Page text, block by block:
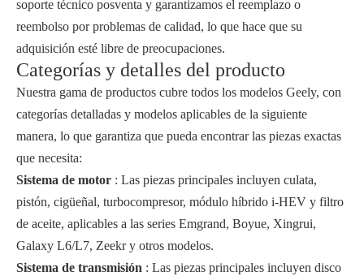
soporte técnico posventa y garantizamos el reemplazo o
reembolso por problemas de calidad, lo que hace que su
adquisición esté libre de preocupaciones.
Categorías y detalles del producto
Nuestra gama de productos cubre todos los modelos Geely, con
categorías detalladas y modelos aplicables de la siguiente
manera, lo que garantiza que pueda encontrar las piezas exactas
que necesita:
Sistema de motor : Las piezas principales incluyen culata,
pistón, cigüeñal, turbocompresor, módulo híbrido i-HEV y filtro
de aceite, aplicables a las series Emgrand, Boyue, Xingrui,
Galaxy L6/L7, Zeekr y otros modelos.
Sistema de transmisión : Las piezas principales incluyen disco